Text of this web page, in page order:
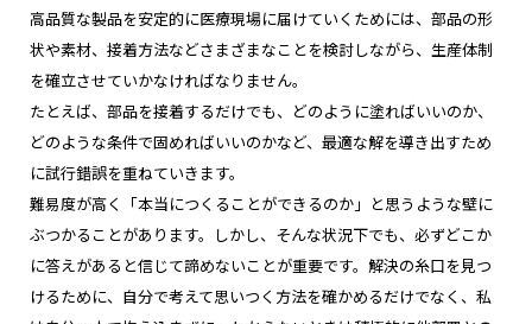
高品質な製品を安定的に医療現場に届けていくためには、部品の形
状や素材、接着方法などさまざまなことを検討しながら、生産体制
を確立させていかなければなりません。
たとえば、部品を接着するだけでも、どのように塗ればいいのか、
どのような条件で固めればいいのかなど、最適な解を導き出すため
に試行錯誤を重ねていきます。
難易度が高く「本当につくることができるのか」と思うような壁に
ぶつかることがあります。しかし、そんな状況下でも、必ずどこか
に答えがあると信じて諦めないことが重要です。解決の糸口を見つ
けるために、自分で考えて思いつく方法を確かめるだけでなく、私